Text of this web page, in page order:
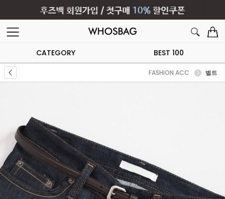
CATEGORY BEST 100
FASHION ACC 벨트